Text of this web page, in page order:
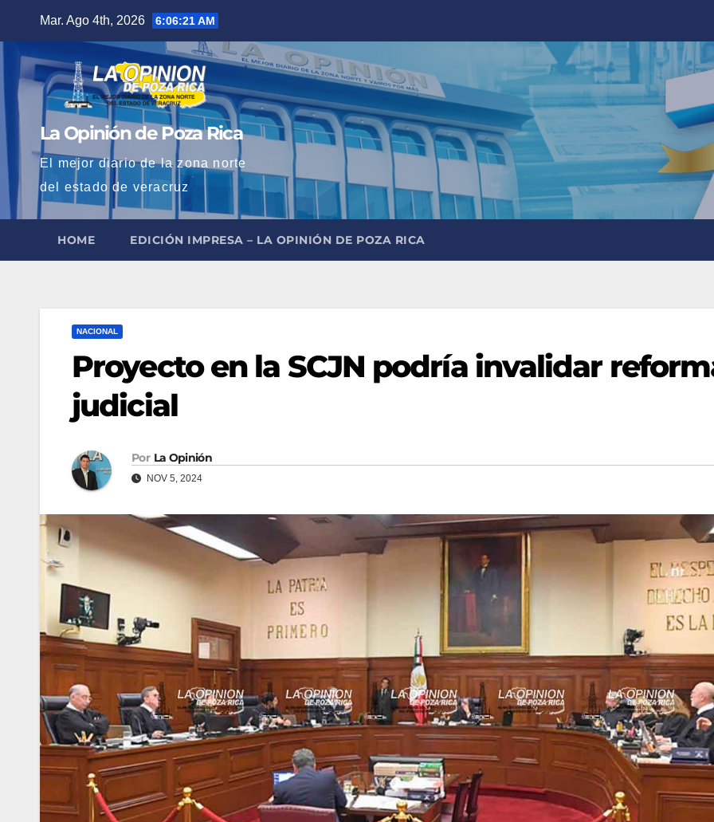
contenido
Mar. Ago 4th, 2026 6:06:22 AM
La Opinión de Poza Rica
El mejor diario de la zona norte
del estado de veracruz
HOME EDICIÓN IMPRESA – LA OPINIÓN DE POZA RICA
NACIONAL
Proyecto en la SCJN podría invalidar
judicial
Por La Opinión
NOV 5, 2024